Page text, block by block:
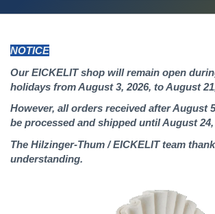
NOTICE
Our EICKELIT shop will remain open
holidays from August 3, 2026, to August
However, all orders received after August
be processed and shipped until August 24,
The Hilzinger-Thum / EICKELIT team
understanding.